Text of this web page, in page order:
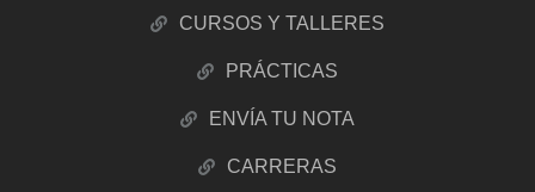
CURSOS Y TALLERES
PRÁCTICAS
ENVÍA TU NOTA
CARRERAS